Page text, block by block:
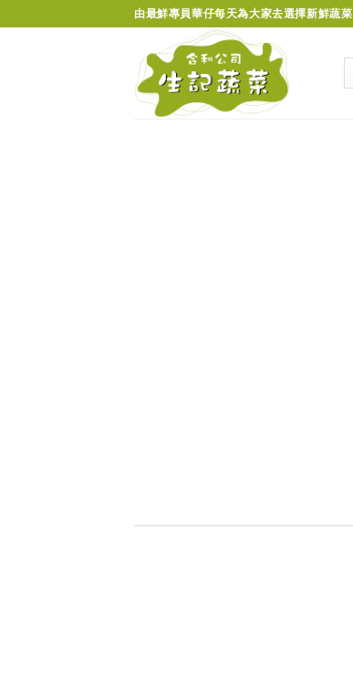
to
由最鮮專員華仔每天為大家去選擇新鮮蔬菜